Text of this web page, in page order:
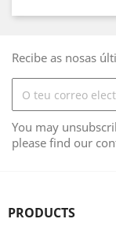
Recibe as nosas
You may
please find our
PRODUCTS